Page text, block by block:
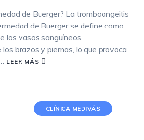
de Buerger? La tromboangeitis
de Buerger se define como
los vasos sanguíneos,
brazos y piernas, lo que provoca
LEER MÁS
CLÍNICA MEDIVÁS